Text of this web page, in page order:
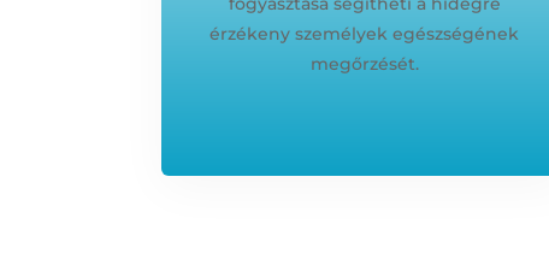
érzékeny személyek egészségének
megőrzését.